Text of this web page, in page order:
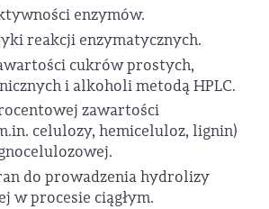
enzymów.
reakcji enzymatycznych.
cukrów prostych,
i alkoholi metodą HPLC.
zawartości
celulozy, hemiceluloz, lignin)
do prowadzenia hydrolizy
w procesie ciągłym.